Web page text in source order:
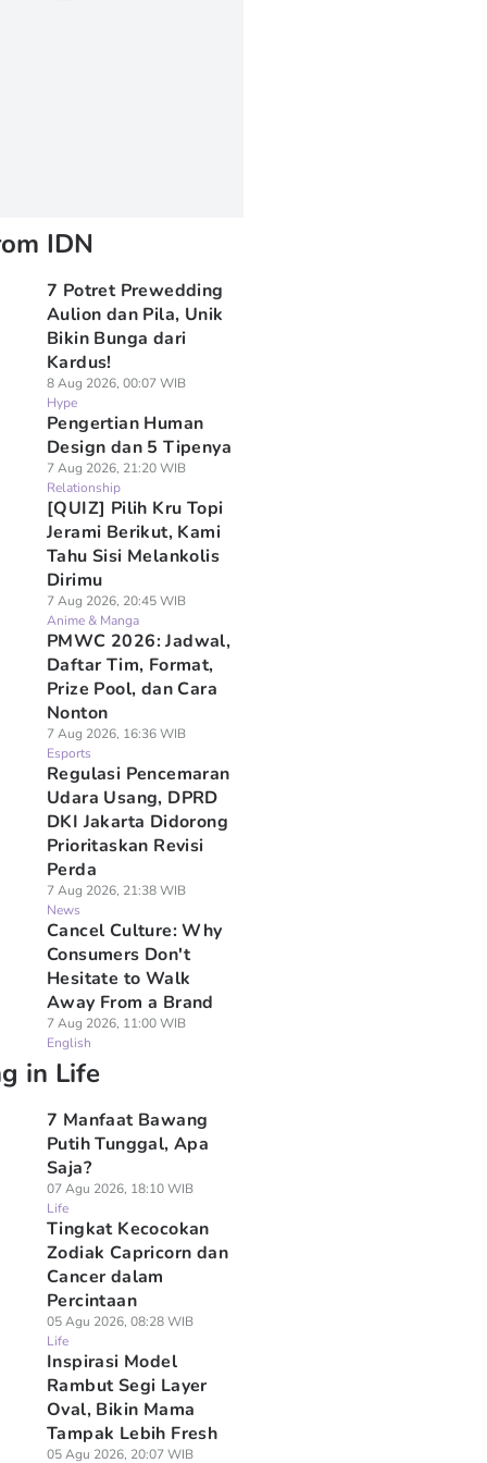
IDN
7 Potret Prewedding
Aulion dan Pila, Unik
Bikin Bunga dari
Kardus!
8 Aug 2026, 00:07 WIB
Hype
Pengertian Human
Design dan 5 Tipenya
7 Aug 2026, 21:20 WIB
Relationship
[QUIZ] Pilih Kru Topi
Jerami Berikut, Kami
Tahu Sisi Melankolis
Dirimu
7 Aug 2026, 20:45 WIB
Anime & Manga
PMWC 2026: Jadwal,
Daftar Tim, Format,
Prize Pool, dan Cara
Nonton
7 Aug 2026, 16:36 WIB
Esports
Regulasi Pencemaran
Udara Usang, DPRD
DKI Jakarta Didorong
Prioritaskan Revisi
Perda
7 Aug 2026, 21:38 WIB
News
Cancel Culture: Why
Consumers Don't
Hesitate to Walk
Away From a Brand
7 Aug 2026, 11:00 WIB
English
in Life
7 Manfaat Bawang
Putih Tunggal, Apa
Saja?
07 Agu 2026, 18:10 WIB
Life
Tingkat Kecocokan
Zodiak Capricorn dan
Cancer dalam
Percintaan
05 Agu 2026, 08:28 WIB
Life
Inspirasi Model
Rambut Segi Layer
Oval, Bikin Mama
Tampak Lebih Fresh
05 Agu 2026, 20:07 WIB